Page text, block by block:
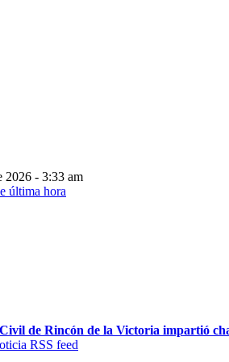
2026 - 3:33 am
de Rincón de la Victoria impartió